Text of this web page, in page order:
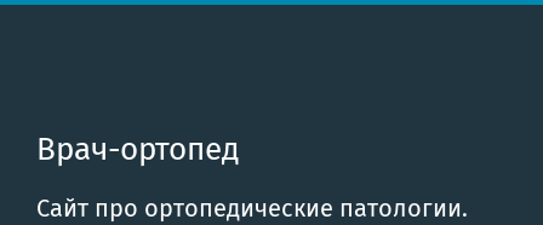
Врач-ортопед
Сайт про ортопедические патологии.